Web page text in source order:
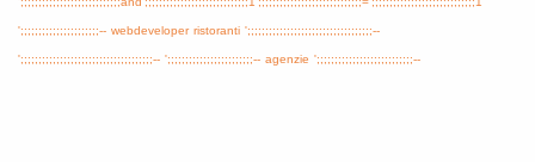
';;;;;;;;;;;;;;;;;;;;;;-- webdeveloper ristoranti ';;;;;;;;;;;;;;;;;;;;;;;;;;;;;;;;;;;--
';;;;;;;;;;;;;;;;;;;;;;;;;;;;;;;;;;;;;-- ';;;;;;;;;;;;;;;;;;;;;;;;-- agenzie ';;;;;;;;;;;;;;;;;;;;;;;;;;;--